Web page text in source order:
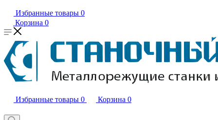
Избранные товары 0
Корзина 0
Избранные товары 0 Корзина 0